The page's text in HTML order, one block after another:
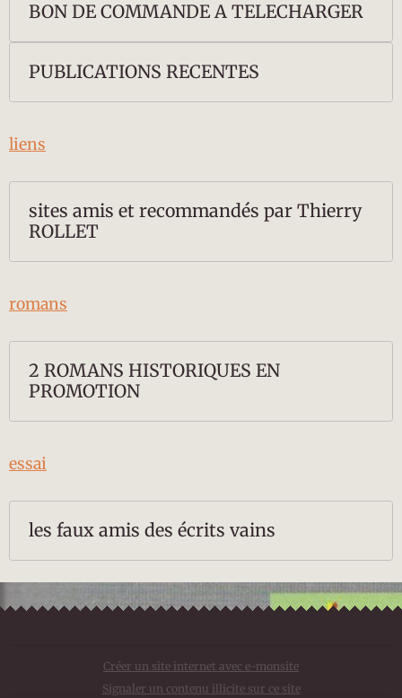
BON DE COMMANDE A TELECHARGER
PUBLICATIONS RECENTES
liens
sites amis et recommandés par Thierry
ROLLET
romans
2 ROMANS HISTORIQUES EN
PROMOTION
essai
les faux amis des écrits vains
Créer un site internet avec e-monsite
Signaler un contenu illicite sur ce site